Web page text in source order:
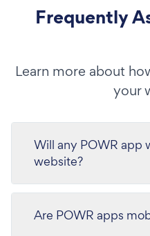
Frequently
Learn more about
your
Will any POWR app
website?
Are POWR apps